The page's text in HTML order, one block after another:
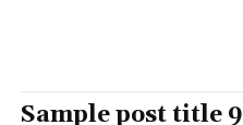
Sample post title 9